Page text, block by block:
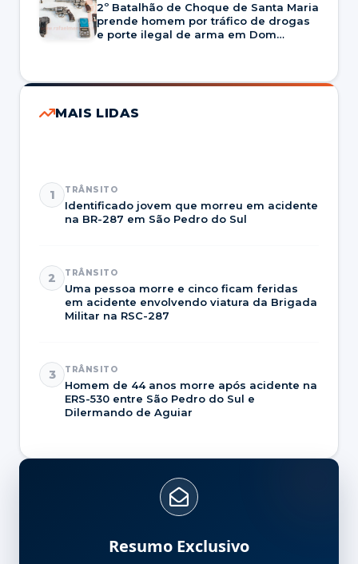
2º Batalhão de Choque de Santa Maria
prende homem por tráfico de drogas
e porte ilegal de arma em Dom
MAIS LIDAS
1 TRÂNSITO
Identificado jovem que morreu em acidente
na BR-287 em São Pedro do Sul
2 TRÂNSITO
Uma pessoa morre e cinco ficam feridas
em acidente envolvendo viatura da Brigada
Militar na RSC-287
3 TRÂNSITO
Homem de 44 anos morre após acidente na
ERS-530 entre São Pedro do Sul e
Dilermando de Aguiar
Resumo Exclusivo